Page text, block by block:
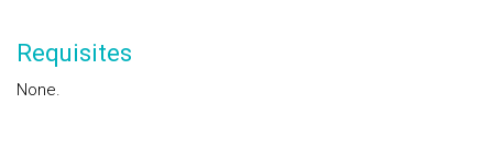
Requisites
None.